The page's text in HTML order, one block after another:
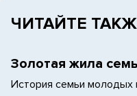
ЧИТАЙТЕ
Золотая жила
История семьи молодых